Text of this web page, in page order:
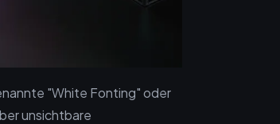
"White Fonting" oder
unsichtbare